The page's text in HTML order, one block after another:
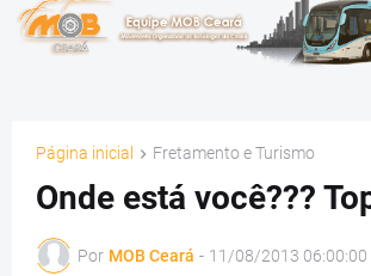
Página inicial Fretamento e Turismo
Onde está você???
Por MOB Ceará - 11/08/2013 06:00:00